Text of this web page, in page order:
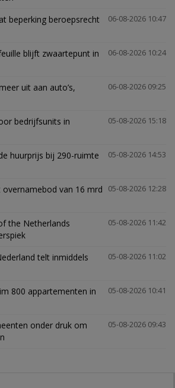
06-08-2026 10:47
beperking beroepsrecht
06-08-2026 10:24
blijft zwaartepunt in
06-08-2026 09:25
uit aan auto’s,
05-08-2026 15:18
bedrijfsunits in
05-08-2026 14:53
huurprijs bij 290-ruimte
05-08-2026 12:28
van 16 mrd
05-08-2026 11:42
the Netherlands
05-08-2026 11:02
telt inmiddels
05-08-2026 10:41
800 appartementen in
05-08-2026 09:43
onder druk om